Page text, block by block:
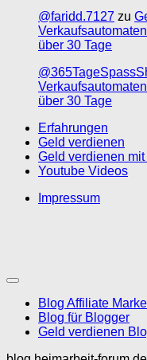
@faridd.7127 zu
über 30 Tage
über 30 Tage
Erfahrungen
Geld verdienen
Geld verdienen mit
Youtube Videos
Impressum
Blog Affiliate
Blog für Blogger
Geld verdienen